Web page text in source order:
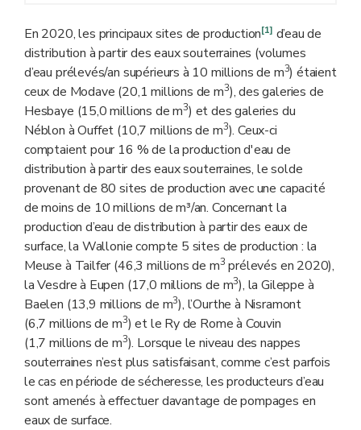
En 2020, les principaux sites de production[1] d’eau de
distribution à partir des eaux souterraines (volumes
d’eau prélevés/an supérieurs à 10 millions de m3) étaient
ceux de Modave (20,1 millions de m3), des galeries de
Hesbaye (15,0 millions de m3) et des galeries du
Néblon à Ouffet (10,7 millions de m3). Ceux-ci
comptaient pour 16 % de la production d'eau de
distribution à partir des eaux souterraines, le solde
provenant de 80 sites de production avec une capacité
de moins de 10 millions de m³/an. Concernant la
production d’eau de distribution à partir des eaux de
surface, la Wallonie compte 5 sites de production : la
Meuse à Tailfer (46,3 millions de m3 prélevés en 2020),
la Vesdre à Eupen (17,0 millions de m3), la Gileppe à
Baelen (13,9 millions de m3), l’Ourthe à Nisramont
(6,7 millions de m3) et le Ry de Rome à Couvin
(1,7 millions de m3). Lorsque le niveau des nappes
souterraines n’est plus satisfaisant, comme c’est parfois
le cas en période de sécheresse, les producteurs d’eau
sont amenés à effectuer davantage de pompages en
eaux de surface.